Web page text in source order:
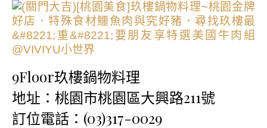
9Floor玖樓鍋物料理
地址：桃園市桃園區大興路211號
訂位電話：(03)317-0029